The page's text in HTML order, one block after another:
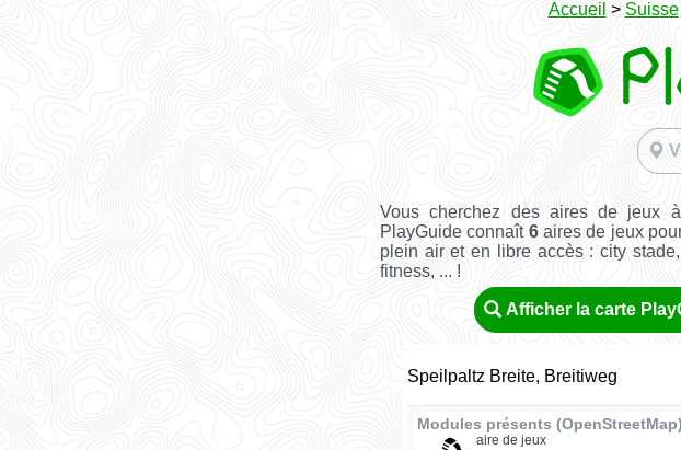
Accueil > Suisse
Vous cherchez des aires de jeux
PlayGuide connaît 6aires de jeux
plein air et en libre accès : city
fitness, ... !
Afficher la carte
Speilpaltz Breite, Breitiweg
Modules présents (OpenStreetMap)
aire de jeux